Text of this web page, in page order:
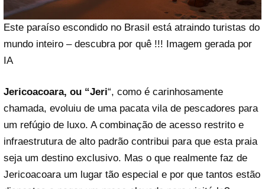
Este paraíso escondido no Brasil está atraindo turistas do
mundo inteiro – descubra por quê !!! Imagem gerada por
IA
Jericoacoara, ou “Jeri“, como é carinhosamente
chamada, evoluiu de uma pacata vila de pescadores para
um refúgio de luxo. A combinação de acesso restrito e
infraestrutura de alto padrão contribui para que esta praia
seja um destino exclusivo. Mas o que realmente faz de
Jericoacoara um lugar tão especial e por que tantos estão